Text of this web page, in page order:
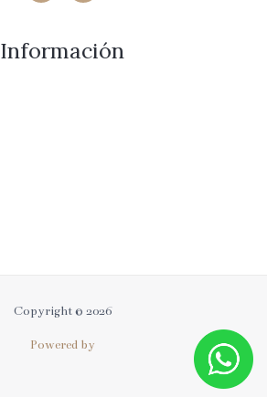
Información
Copyright © 2026
Powered by